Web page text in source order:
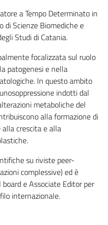
a Tempo Determinato in
di Scienze Biomediche e
Studi di Catania.
focalizzata sul ruolo
patogenesi e nella
In questo ambito
indotti dal
metaboliche del
alla formazione di
crescita e alla
su riviste peer-
complessive) ed è
e Associate Editor per
internazionale.